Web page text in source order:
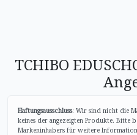
TCHIBO
Haftungsausschluss: Wir sind nicht die
keines der angezeigten Produkte. Bitte
Markeninhabers für weitere